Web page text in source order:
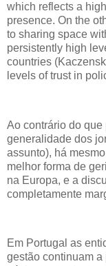
which reflects a
presence. On the
to sharing space
persistently high
countries
levels of trust in
Ao contrário do
generalidade dos
assunto), há
melhor forma de
na Europa, e a
completamente
Em Portugal as
gestão continuam